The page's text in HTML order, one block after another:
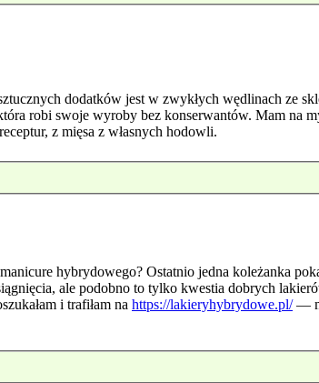
dodatków jest w zwykłych wędlinach ze
robi swoje wyroby bez konserwantów. Mam na
z mięsa z własnych hodowli.
hybrydowego? Ostatnio jedna koleżanka
ale podobno to tylko kwestia dobrych
i trafiłam na https://lakieryhybrydowe.pl/—